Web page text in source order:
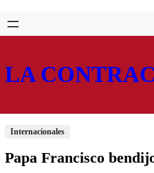
Saltar
al
Skip
to
LA
Internacionales
Papa Francisco